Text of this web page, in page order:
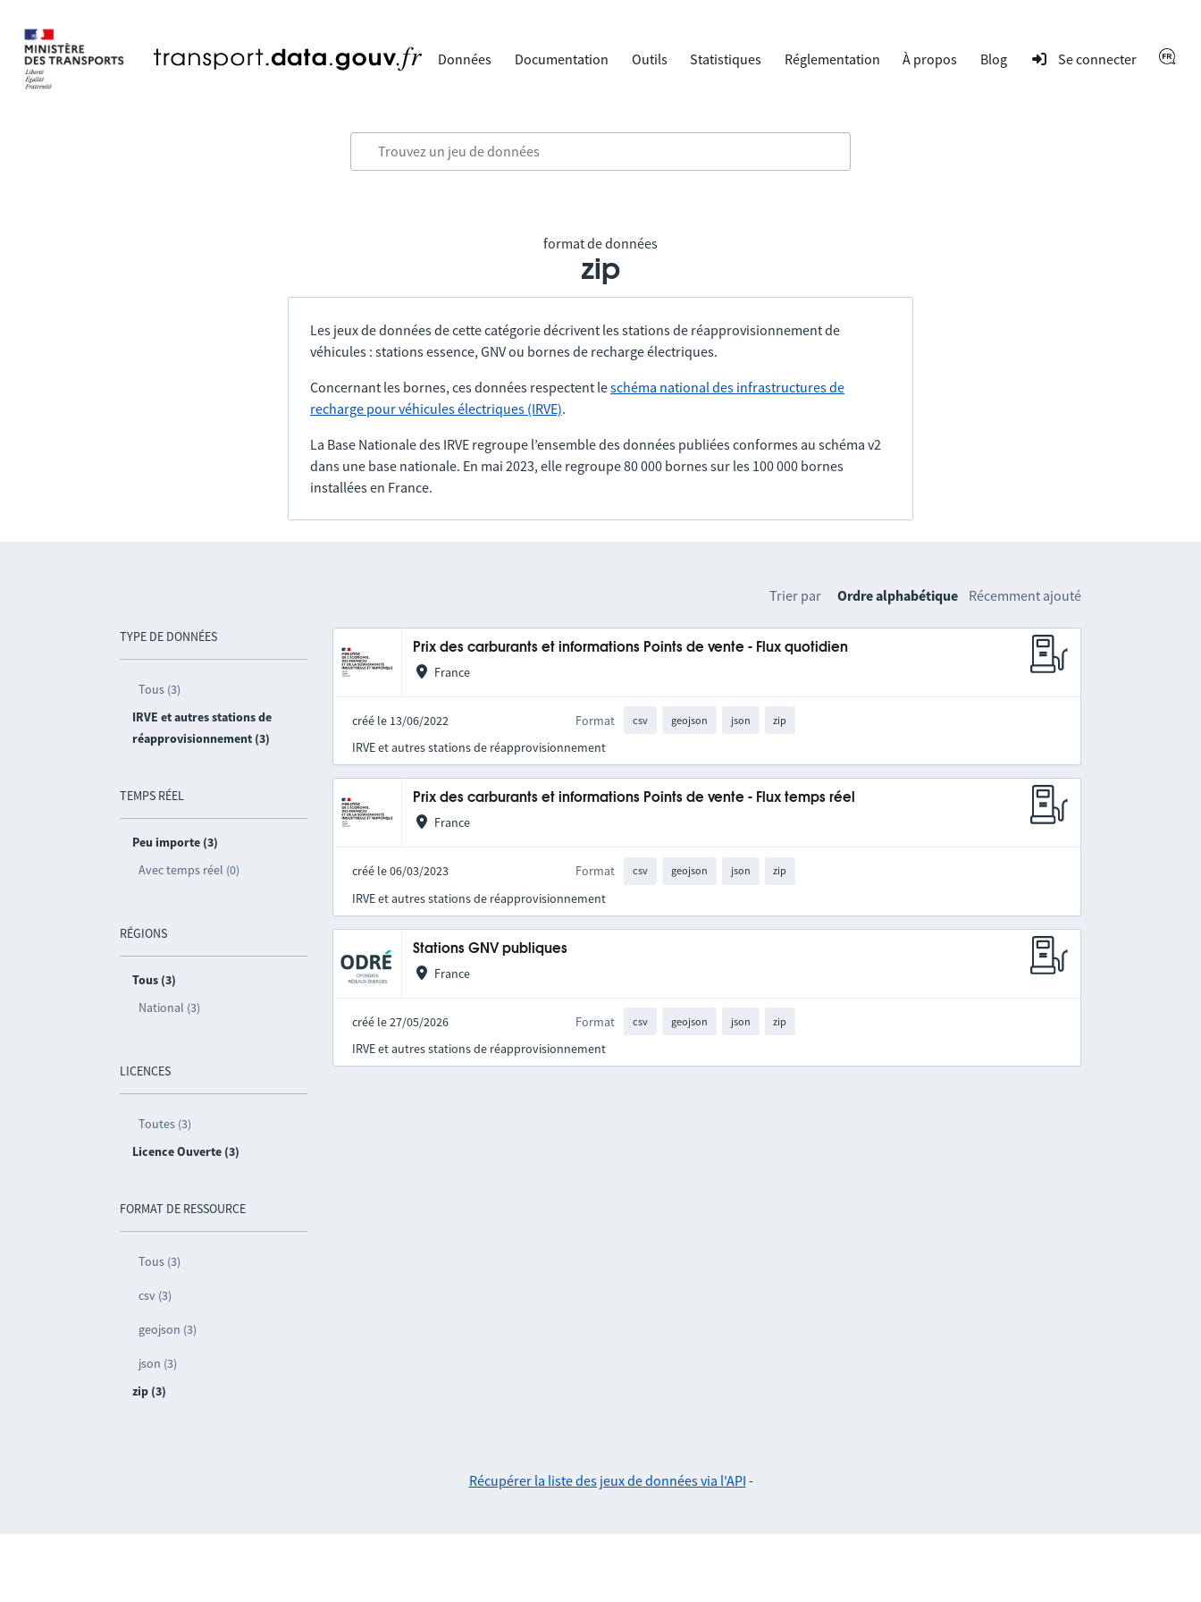
Données Documentation Outils Statistiques Réglementation À propos Blog Se connecter
format de données
zip
Les jeux de données de cette catégorie décrivent les stations de réapprovisionnement de
véhicules : stations essence, GNV ou bornes de recharge électriques.
Concernant les bornes, ces données respectent leschéma national des infrastructures de
recharge pour véhicules électriques (IRVE).
La Base Nationale des IRVE regroupe l’ensemble des données publiées conformes au schéma v2
dans une base nationale. En mai 2023, elle regroupe 80 000 bornes sur les 100 000 bornes
installées en France.
TYPE DE DONNÉES
Tous (3)
IRVE et autres stations de
réapprovisionnement (3)
TEMPS RÉEL
Peu importe (3)
Avec temps réel (0)
RÉGIONS
Tous (3)
National (3)
LICENCES
Toutes (3)
Licence Ouverte (3)
FORMAT DE RESSOURCE
Tous (3)
csv (3)
geojson (3)
json (3)
zip (3)
Trier par Ordre alphabétique Récemment ajouté
Prix des carburants et informations Points de vente - Flux quotidien
France
créé le 13/06/2022 Format csv geojson json zip
IRVE et autres stations de réapprovisionnement
Prix des carburants et informations Points de vente - Flux temps réel
France
créé le 06/03/2023 Format csv geojson json zip
IRVE et autres stations de réapprovisionnement
Stations GNV publiques
France
créé le 27/05/2026 Format csv geojson json zip
IRVE et autres stations de réapprovisionnement
Récupérer la liste des jeux de données via l'API -